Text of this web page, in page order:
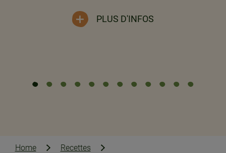
PLUS D'INFOS
Home Recettes